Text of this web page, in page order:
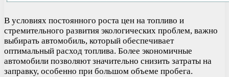
В условиях постоянного роста цен на топливо и
стремительного развития экологических проблем, важно
выбирать автомобиль, который обеспечивает
оптимальный расход топлива. Более экономичные
автомобили позволяют значительно снизить затраты на
заправку, особенно при большом объеме пробега.